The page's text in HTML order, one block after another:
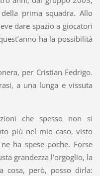
prima squadra. Allo
dare spazio a giocatori
ha la possibilità
per Cristian Fedrigo.
a una lunga e vissuta
che spesso non si
più nel mio caso, visto
ha spese poche. Forse
grandezza l’orgoglio, la
cosa, però, posso dirla: